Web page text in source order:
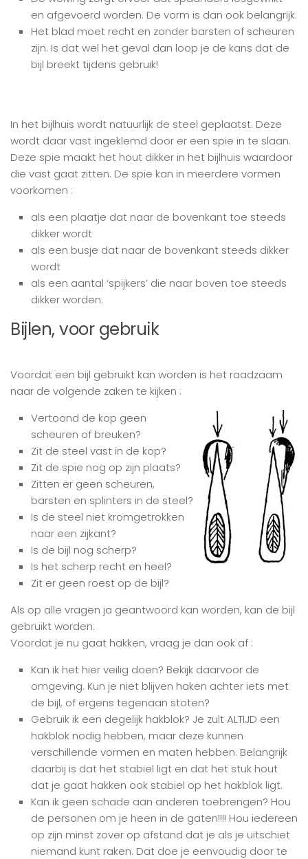
en afgevoerd worden. De vorm is dan ook belangrijk.
Het blad moet recht en zonder barsten of scheuren
zijn. Is dat wel het geval dan loop je de kans dat de
bijl breekt tijdens gebruik!
In het bijlhuis wordt natuurlijk de steel geplaatst. Deze
wordt daar vast ingeklemd door er een spie in te slaan.
Deze spie maakt het hout dikker in het bijlhuis waardoor
die vast gaat zitten. De spie kan in meerdere vormen
voorkomen :
als een plaatje dat naar de bovenkant toe steeds
dikker wordt
als een busje dat naar de bovenkant steeds dikker
wordt
als een aantal ‘spijkers’ die naar boven toe steeds
dikker worden.
Bijlen, voor gebruik
Voordat een bijl gebruikt kan worden is het raadzaam
naar de volgende zaken te kijken :
Vertoond de kop geen
scheuren of breuken?
Zit de steel vast in de kop?
Zit de spie nog op zijn plaats?
Zitten er geen scheuren,
barsten en splinters in de steel?
Is de steel niet kromgetrokken
naar een zijkant?
Is de bijl nog scherp?
Is het scherp recht en heel?
Zit er geen roest op de bijl?
Als op alle vragen ja geantwoord kan worden, kan de bijl
gebruikt worden.
Voordat je nu gaat hakken, vraag je dan ook af :
Kan ik het hier veilig doen? Bekijk daarvoor de
omgeving. Kun je niet blijven haken achter iets met
de bijl, of ergens tegenaan stoten?
Gebruik ik een degelijk hakblok? Je zult ALTIJD een
hakblok nodig hebben, maar deze kunnen
verschillende vormen en maten hebben. Belangrijk
daarbij is dat het stabiel ligt en dat het stuk hout
dat je gaat hakken ook stabiel op het hakblok ligt.
Kan ik geen schade aan anderen toebrengen? Hou
de personen om je heen in de gaten!!!! Hou iedereen
op zijn minst zover op afstand dat je als je uitschiet
niemand kunt raken. Dat doe je eenvoudig door te